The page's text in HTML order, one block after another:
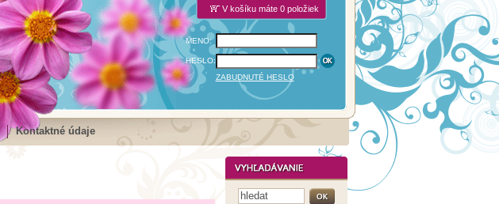
V košíku máte 0 položiek
MENO:
HESLO:
ZABUDNUTÉ HESLO
Kontaktné údaje